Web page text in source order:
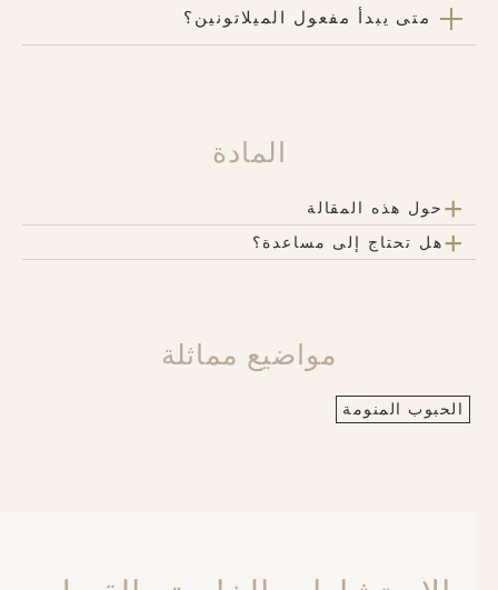
متى يبدأ مفعول الميلاتونين؟
المادة
+ حول هذه المقالة
+هل تحتاج إلى مساعدة؟
مواضيع مماثلة
الحبوب المنومة